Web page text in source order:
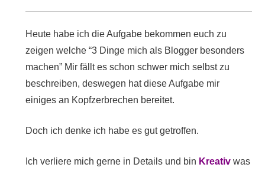
Heute habe ich die Aufgabe bekommen euch zu
zeigen welche “3 Dinge mich als Blogger besonders
machen” Mir fällt es schon schwer mich selbst zu
beschreiben, deswegen hat diese Aufgabe mir
einiges an Kopfzerbrechen bereitet.
Doch ich denke ich habe es gut getroffen.
Ich verliere mich gerne in Details und bin Kreativwas